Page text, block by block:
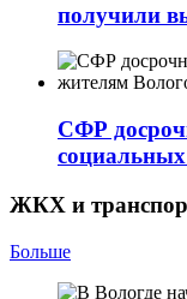
получили
СФР
ЖКХ и
Больше